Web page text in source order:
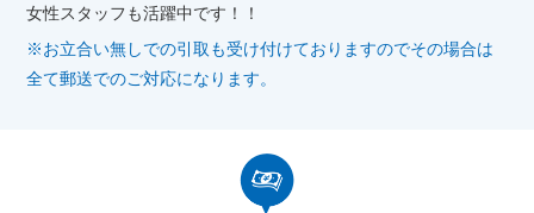
女性スタッフも活躍中です！！
※お立合い無しでの引取も受け付けておりますのでその場合は
全て郵送でのご対応になります。